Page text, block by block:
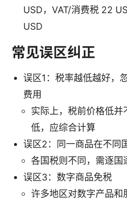
USD，VAT/消费税 22
USD
常见误区纠正
误区1：税率越低越好，
费用
实际上，税前价格低并
低，应综合计算
误区2：同一商品在不同
各国税则不同，需逐国
误区3：数字商品免税
许多地区对数字产品和